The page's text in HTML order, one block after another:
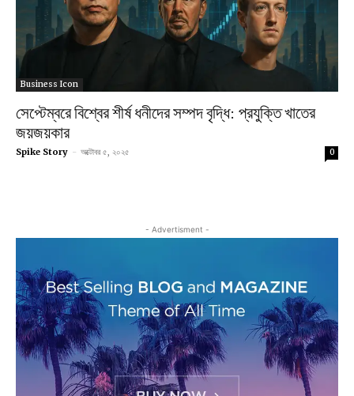
Business Icon
সেপ্টেম্বরে বিশ্বের শীর্ষ ধনীদের সম্পদ বৃদ্ধি: প্রযুক্তি খাতের
জয়জয়কার
Spike Story - অক্টোবর ৫, ২০২৫ 0
- Advertisment -